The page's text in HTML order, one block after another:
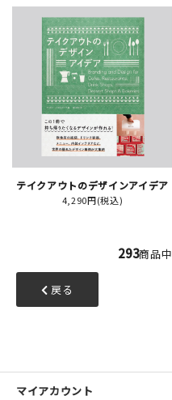
テイクアウトのデザインアイデア
4,290円(税込)
293商品中
戻る
マイアカウント